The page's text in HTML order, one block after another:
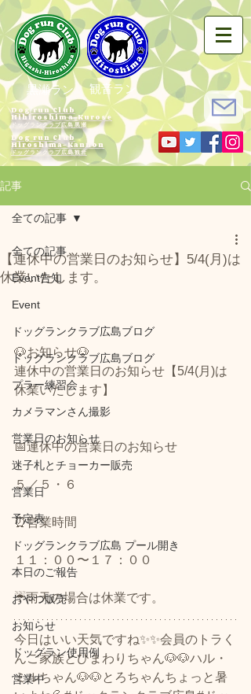
黒瀬ラン 観音ラン
Dog run Club
Hihiroshima-Kurose
ドッグランクラブ広島黒瀬
Dog run Club
Hiroshima-Kannon
​ドッグランクラブ広島観音
記事
全ての記事
Event告知
Event
ドッグランクラブ広島ブログ
ドッグランクラブ広島ブログ
プラー練習会
カメラマンさん撮影
営業日のお知らせ
迷子札とチョーカー販売
営業日
予定表
ドッグランクラブ広島 プール開き
本日のご報告
おやつ販売
お知らせ
ドッグラン使用例
営業中
全ての記事
【連休中の営業日のお知らせ】5/4(月)は
休業いたします。
🐶お知らせ🐶
連休中の営業日のお知らせ【5/4(月)は
休業いたします】
📅連休中の営業日のお知らせ
５／５・６
⏰営業時間
１１：００〜１７：００
☔雨天の場合は休業です。
​今日はいい天気ですね✨✨会員のトラく
んご家族とひまわりちゃん🐶🐶ハル・
ミルちゃん🐶🐶とろちゃんちょっと暑